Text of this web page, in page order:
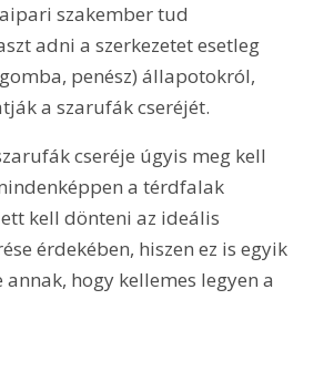
szakember tud
adni a szerkezetet esetleg
penész) állapotokról,
a szarufák cseréjét.
cseréje úgyis meg kell
a térdfalak
kell dönteni az ideális
érdekében, hiszen ez is egyik
hogy kellemes legyen a